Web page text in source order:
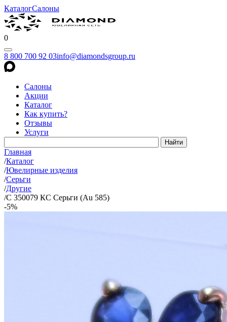
КаталогСалоны
0
8 800 700 92 03info@diamondsgroup.ru
Салоны
Акции
Каталог
Как купить?
Отзывы
Услуги
Главная
/Каталог
/Ювелирные изделия
/Серьги
/Другие
/С 350079 КС Серьги (Au 585)
-5%